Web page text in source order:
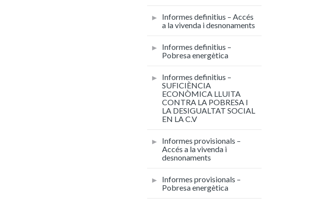
Informes definitius – Accés
a la vivenda i desnonaments
Informes definitius –
Pobresa energètica
Informes definitius –
SUFICIÈNCIA
ECONÒMICA LLUITA
CONTRA LA POBRESA I
LA DESIGUALTAT SOCIAL
EN LA C.V
Informes provisionals –
Accés a la vivenda i
desnonaments
Informes provisionals –
Pobresa energètica